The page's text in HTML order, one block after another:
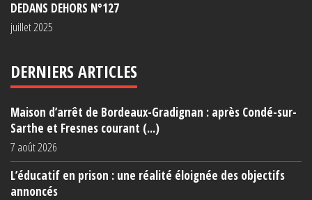
DEDANS DEHORS N°127
juillet 2025
DERNIERS ARTICLES
Maison d’arrêt de Bordeaux-Gradignan : après Condé-sur-
Sarthe et Fresnes courant (...)
7 août 2026
L’éducatif en prison : une réalité éloignée des objectifs
annoncés